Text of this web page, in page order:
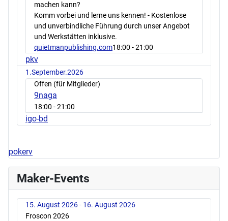
machen kann?
Komm vorbei und lerne uns kennen! - Kostenlose
und unverbindliche Führung durch unser Angebot
und Werkstätten inklusive.
quietmanpublishing.com18:00 - 21:00
pkv
1.September.2026
Offen (für Mitglieder)
9naga
18:00 - 21:00
igo-bd
pokerv
Maker-Events
15. August 2026 - 16. August 2026
Froscon 2026